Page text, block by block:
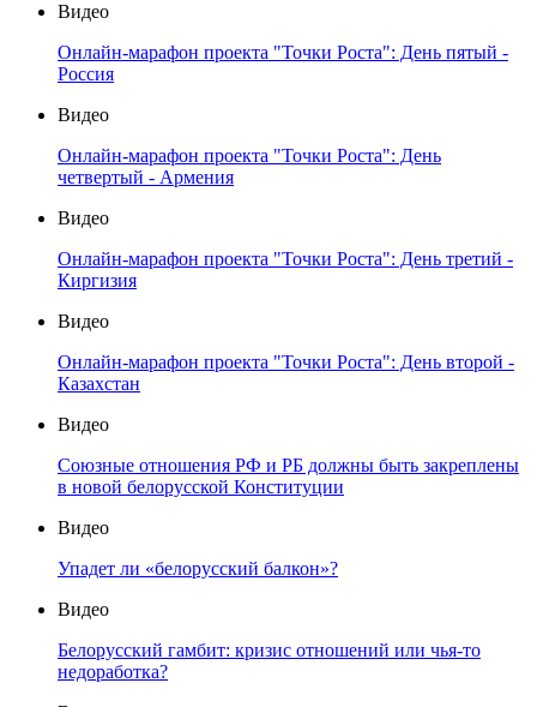
Видео
Онлайн-марафон проекта "Точки Роста": День пятый -
Россия
Видео
Онлайн-марафон проекта "Точки Роста": День
четвертый - Армения
Видео
Онлайн-марафон проекта "Точки Роста": День третий -
Киргизия
Видео
Онлайн-марафон проекта "Точки Роста": День второй -
Казахстан
Видео
Союзные отношения РФ и РБ должны быть закреплены
в новой белорусской Конституции
Видео
Упадет ли «белорусский балкон»?
Видео
Белорусский гамбит: кризис отношений или чья-то
недоработка?